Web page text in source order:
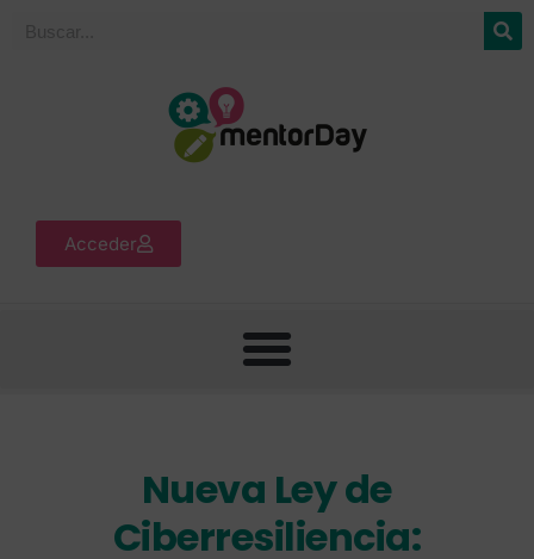
Acceder
Nueva Ley de
Ciberresiliencia: